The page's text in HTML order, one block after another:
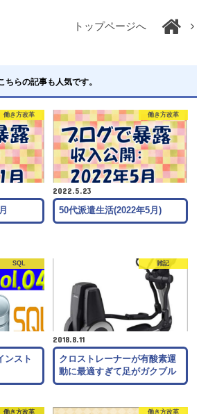
トップページへ
ちらの記事も人気です。
働き方改革 働き方改革
2022.5.23
50代派遣生活(2022年5月)
SQL
ンスト
雑記
2018.8.11
クロストレーナーが有酸素運
動に最適すぎて足がガクブル
働き方改革 働き方改革